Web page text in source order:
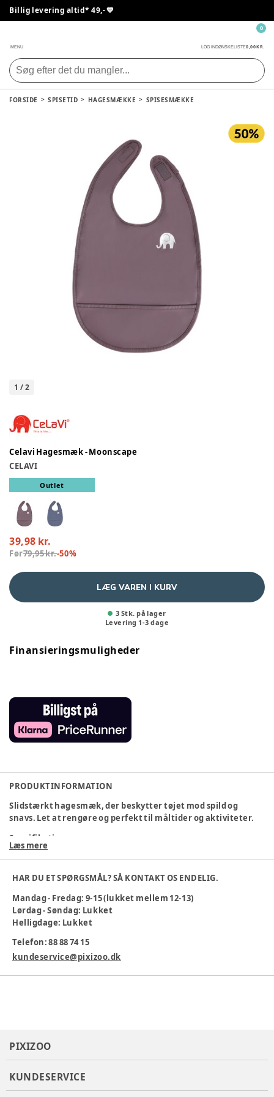
Billig levering altid* 49,- 💙
MENU LOG INDØNSKELISTE0,00 KR.
0
FORSIDE SPISETID HAGESMÆKKE SPISESMÆKKE
1 /2
Celavi Hagesmæk - Moonscape
CELAVI
Outlet
39,98 kr.
Før79,95 kr.-50%
LÆG VAREN I KURV
3 Stk. på lager
Levering 1-3 dage
Finansieringsmuligheder
PRODUKTINFORMATION
Slidstærkt hagesmæk, der beskytter tøjet mod spild og
snavs. Let at rengøre og perfekt til måltider og aktiviteter.
Specifikationer:
Materiale: Yderstof: 100 % polyester | Belægning: 100 %
Vaskes ved 40 grader
Farve:Lila
Varenummer:384983
Læs mere
HAR DU ET SPØRGSMÅL? SÅ KONTAKT OS ENDELIG.
Mandag - Fredag: 9-15 (lukket mellem 12-13)
Lørdag - Søndag: Lukket
Helligdage: Lukket
Telefon: 88 88 74 15
kundeservice@pixizoo.dk
PIXIZOO
KUNDESERVICE